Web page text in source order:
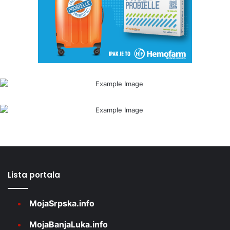
Lista portala
MojaSrpska.info
MojaBanjaLuka.info